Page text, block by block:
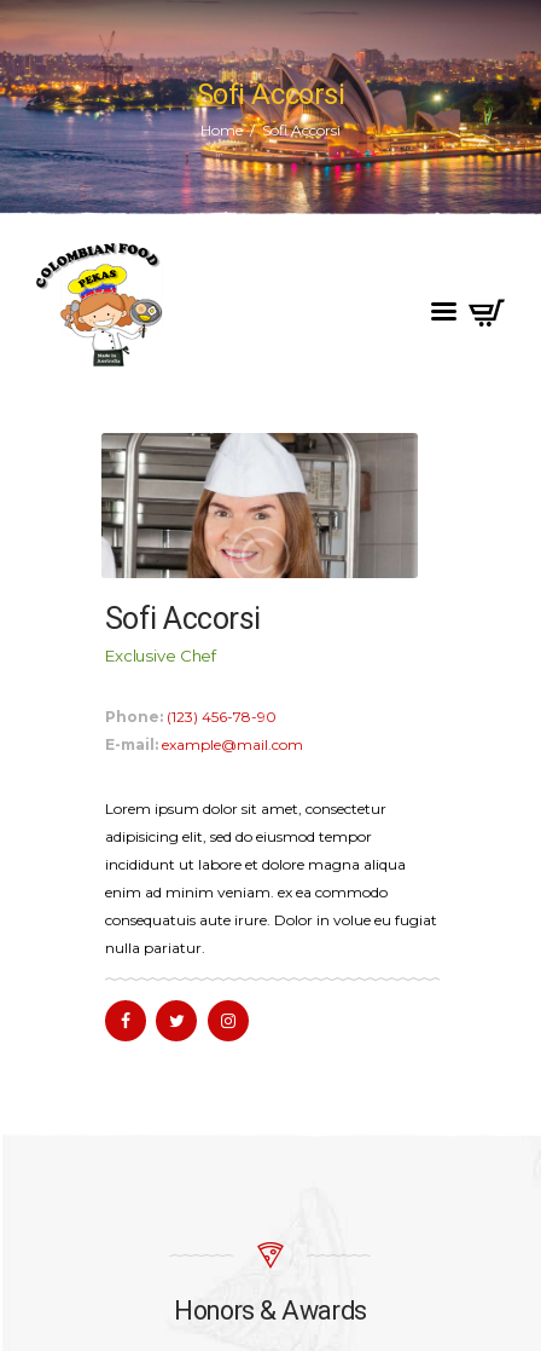
Sofi Accorsi
Home Sofi Accorsi
Sofi Accorsi
Exclusive Chef
Phone: (123) 456-78-90
E-mail: example@mail.com
Lorem ipsum dolor sit amet, consectetur
adipisicing elit, sed do eiusmod tempor
incididunt ut labore et dolore magna aliqua
enim ad minim veniam. ex ea commodo
consequatuis aute irure. Dolor in volue eu fugiat
nulla pariatur.
Honors & Awards